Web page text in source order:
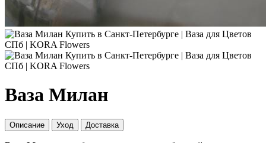
Ваза Милан
Описание Уход Доставка